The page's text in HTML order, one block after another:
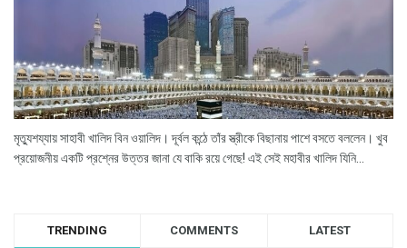
মৃত্যুশয্যায় সাহাবী খালিদ বিন ওয়ালিদ। দূর্বল কন্ঠে তাঁর স্ত্রীকে বিছানায় পাশে বসতে বললেন। খুব
প্রয়োজনীয় একটি প্রশ্নের উত্তর জানা যে বাকি রয়ে গেছে! এই সেই মহাবীর খালিদ যিনি...
TRENDING COMMENTS LATEST